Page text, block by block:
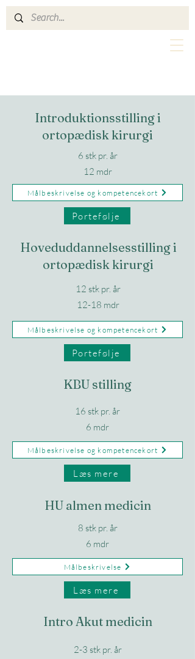
Introduktionsstilling i
ortopædisk kirurgi
6 stk pr. år
12 mdr
Målbeskrivelse og kompetencekort
Portefølje
Hoveduddannelsesstilling i
ortopædisk kirurgi
12 stk pr. år
12-18 mdr
Målbeskrivelse og kompetencekort
Portefølje
KBU stilling
16 stk pr. år
6 mdr
Målbeskrivelse og kompetencekort
Læs mere
HU almen medicin
8 stk pr. år
6 mdr
Målbeskrivelse
Læs mere
Intro Akut medicin
2-3 stk pr. år